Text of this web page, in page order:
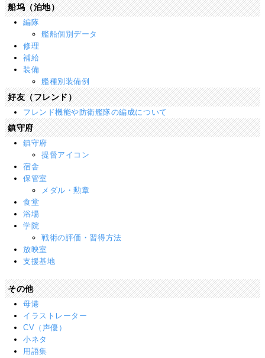
船坞（泊地）
編隊
艦船個別データ
修理
補給
装備
艦種別装備例
好友（フレンド）
フレンド機能や防衛艦隊の編成について
鎮守府
鎮守府
提督アイコン
宿舎
保管室
メダル・勲章
食堂
浴場
学院
戦術の評価・習得方法
放映室
支援基地
その他
母港
イラストレーター
CV（声優）
小ネタ
用語集